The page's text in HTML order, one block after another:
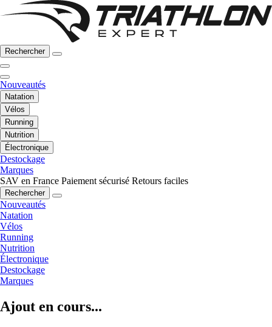
Rechercher
Nouveautés
Natation
Vélos
Running
Nutrition
Électronique
Destockage
Marques
SAV en France Paiement sécurisé Retours faciles
Rechercher
Nouveautés
Natation
Vélos
Running
Nutrition
Électronique
Destockage
Marques
Ajout en cours...